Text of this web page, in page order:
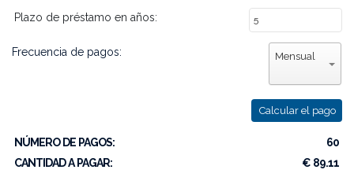
Plazo de préstamo en años:
Frecuencia de pagos: Mensual
Calcular el pago
NÚMERO DE PAGOS:
60
CANTIDAD A PAGAR:
€ 89.11